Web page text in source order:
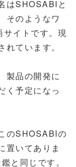
はSHOSABIと
そのようなワ
イトです。現
ています。
製品の開発に
く予定になっ
のSHOSABIの
置いてありま
と同じです。